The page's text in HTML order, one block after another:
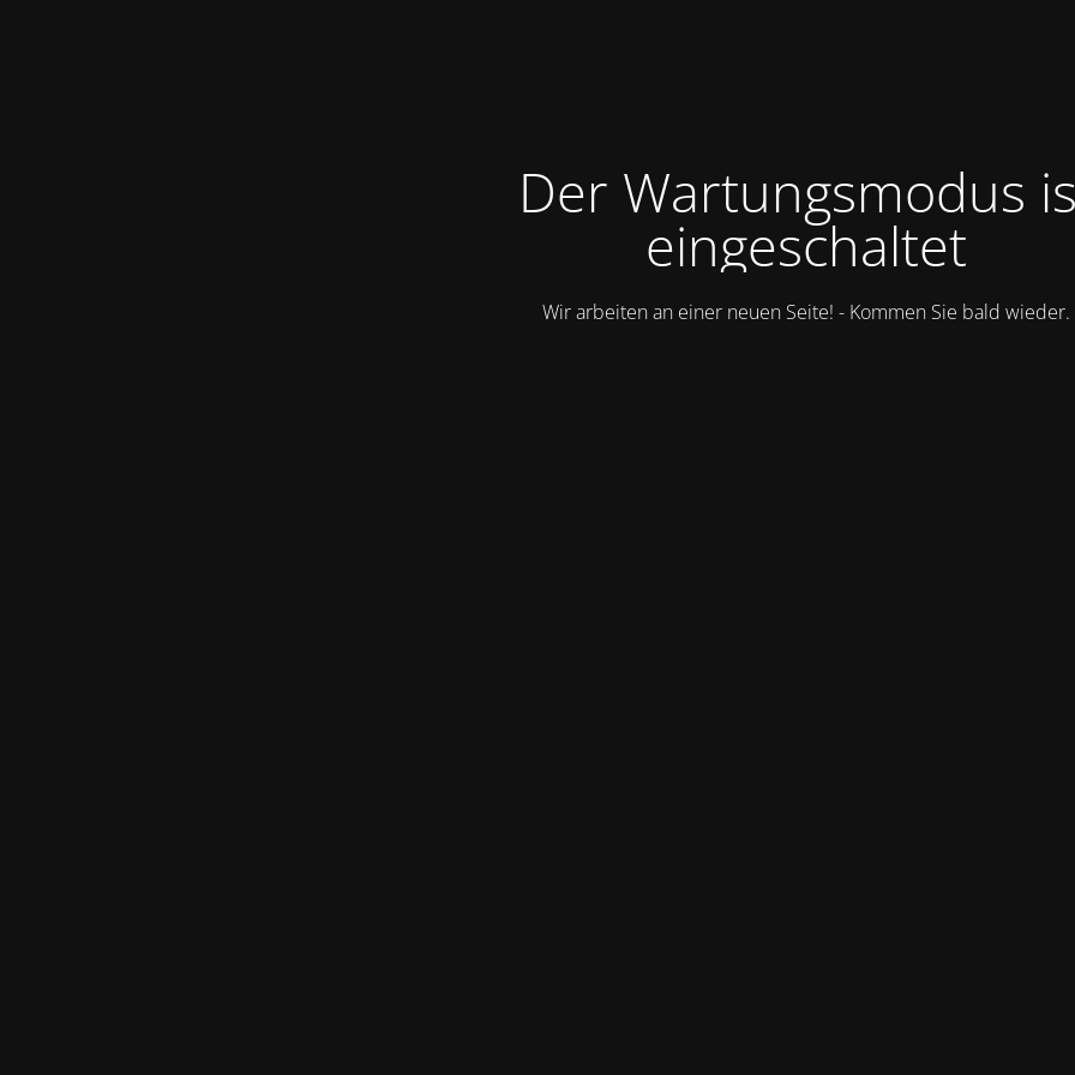
Der Wartungsmodus
eingeschaltet
Wir arbeiten an einer neuen Seite! - Kommen Sie bald wieder.